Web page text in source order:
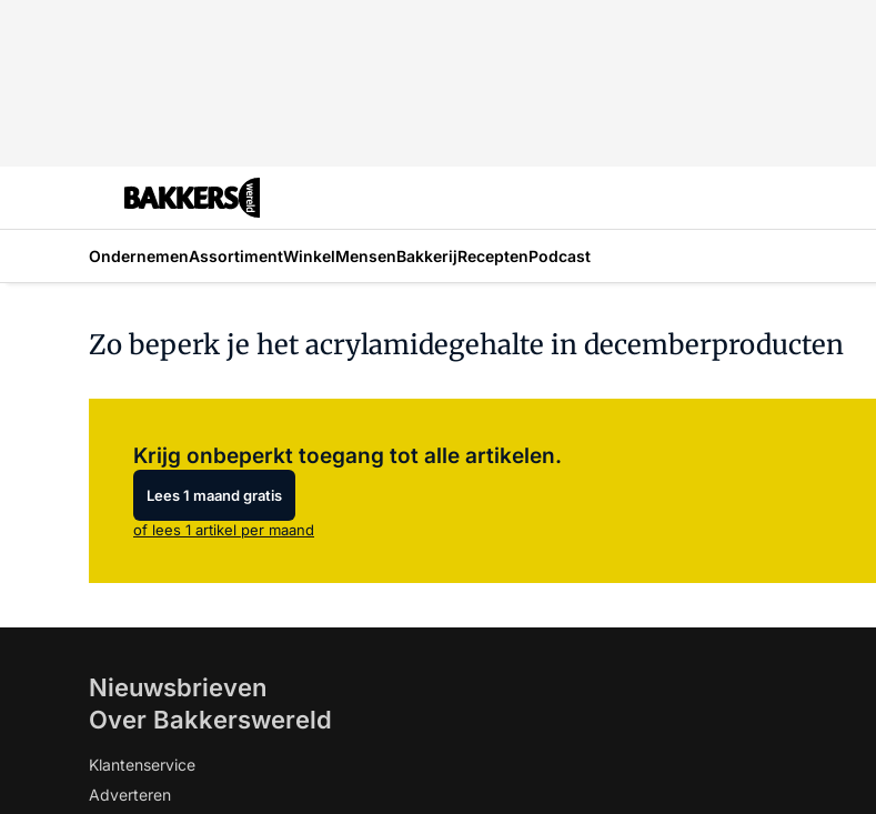
OndernemenAssortimentWinkelMensenBakkerijReceptenPodcast
Zo beperk je het acrylamidegehalte in decemberproducten
Krijg onbeperkt toegang tot alle artikelen.
Lees 1 maand gratis
of lees 1 artikel per maand
Nieuwsbrieven
Over Bakkerswereld
Klantenservice
Adverteren